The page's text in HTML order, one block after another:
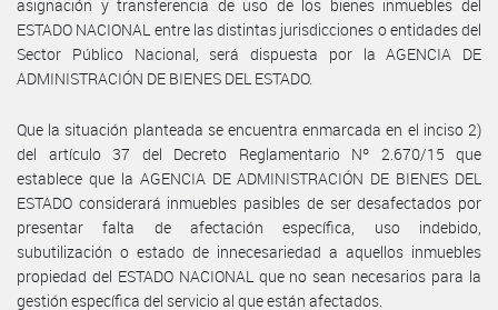
asignación y transferencia de uso de los bienes inmuebles del
ESTADO NACIONAL entre las distintas jurisdicciones o entidades del
Sector Público Nacional, será dispuesta por la AGENCIA DE
ADMINISTRACIÓN DE BIENES DEL ESTADO.
Que la situación planteada se encuentra enmarcada en el inciso 2)
del artículo 37 del Decreto Reglamentario Nº 2.670/15 que
establece que la AGENCIA DE ADMINISTRACIÓN DE BIENES DEL
ESTADO considerará inmuebles pasibles de ser desafectados por
presentar falta de afectación específica, uso indebido,
subutilización o estado de innecesariedad a aquellos inmuebles
propiedad del ESTADO NACIONAL que no sean necesarios para la
gestión específica del servicio al que están afectados.